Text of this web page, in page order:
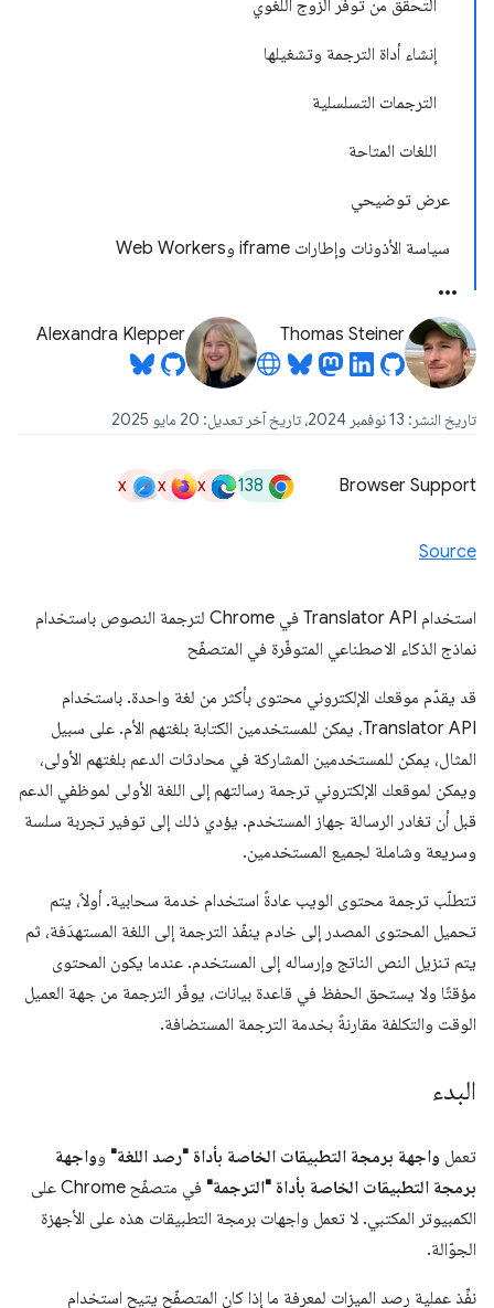
التحقّق من توفّر الزوج اللغوي
إنشاء أداة الترجمة وتشغيلها
الترجمات التسلسلية
اللغات المتاحة
عرض توضيحي
سياسة الأذونات وإطارات iframe وWeb Workers
Thomas Steiner
Alexandra Klepper
تاريخ النشر: 13 نوفمبر 2024، تاريخ آخر تعديل: 20 مايو 2025
Browser Support
138
x
x
x
Source
استخدام Translator API في Chrome لترجمة النصوص باستخدام
نماذج الذكاء الاصطناعي المتوفّرة في المتصفّح
قد يقدّم موقعك الإلكتروني محتوى بأكثر من لغة واحدة. باستخدام
Translator API، يمكن للمستخدمين الكتابة بلغتهم الأم. على سبيل
المثال، يمكن للمستخدمين المشاركة في محادثات الدعم بلغتهم الأولى،
ويمكن لموقعك الإلكتروني ترجمة رسالتهم إلى اللغة الأولى لموظفي الدعم
قبل أن تغادر الرسالة جهاز المستخدم. يؤدي ذلك إلى توفير تجربة سلسة
وسريعة وشاملة لجميع المستخدمين.
تتطلّب ترجمة محتوى الويب عادةً استخدام خدمة سحابية. أولاً، يتم
تحميل المحتوى المصدر إلى خادم ينفّذ الترجمة إلى اللغة المستهدَفة، ثم
يتم تنزيل النص الناتج وإرساله إلى المستخدم. عندما يكون المحتوى
مؤقتًا ولا يستحق الحفظ في قاعدة بيانات، يوفّر الترجمة من جهة العميل
الوقت والتكلفة مقارنةً بخدمة الترجمة المستضافة.
البدء
تعمل واجهة برمجة التطبيقات الخاصة بأداة "رصد اللغة" وواجهة
برمجة التطبيقات الخاصة بأداة "الترجمة"
في متصفّح Chrome على
الكمبيوتر المكتبي. لا تعمل واجهات برمجة التطبيقات هذه على الأجهزة
الجوّالة.
نفِّذ عملية رصد الميزات لمعرفة ما إذا كان المتصفّح يتيح استخدام